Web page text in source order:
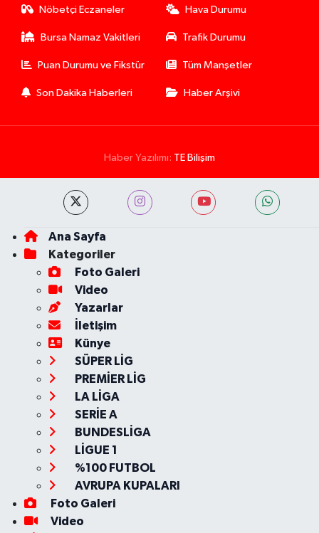
Nöbetçi Eczaneler Hava Durumu
Bursa Namaz Vakitleri Trafik Durumu
Puan Durumu ve Fikstür Tüm Manşetler
Son Dakika Haberleri Haber Arşivi
Haber Yazılımı: TE Bilişim
Ana Sayfa
Kategoriler
Foto Galeri
Video
Yazarlar
İletişim
Künye
SÜPER LİG
PREMİER LİG
LA LİGA
SERİE A
BUNDESLİGA
LİGUE 1
%100 FUTBOL
AVRUPA KUPALARI
Foto Galeri
Video